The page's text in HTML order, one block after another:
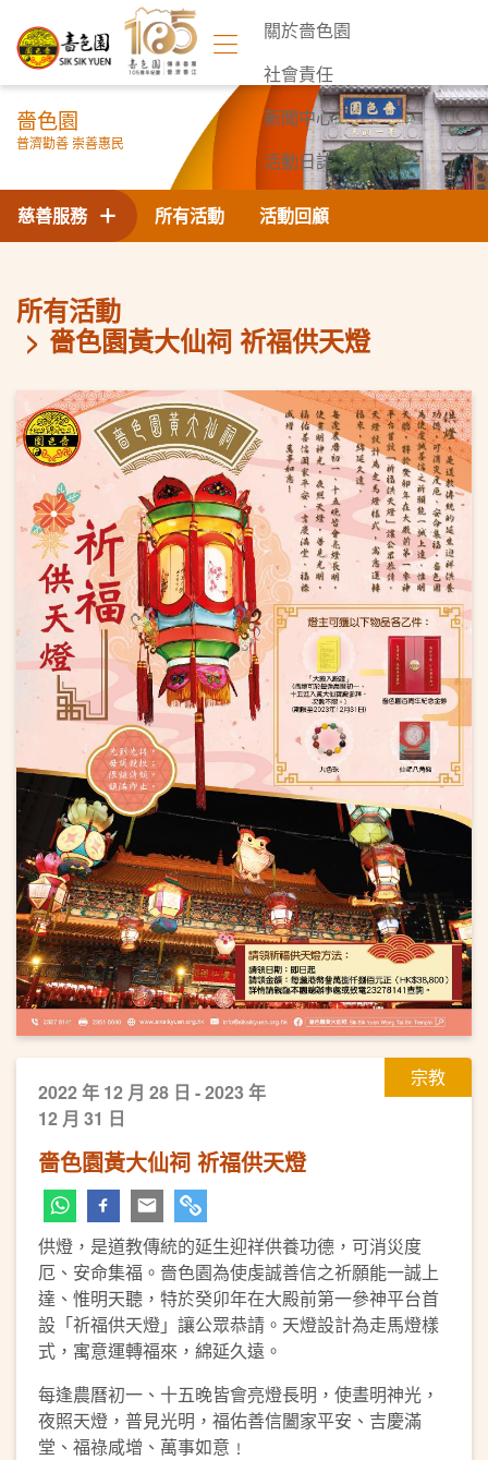
關於嗇色園
社會責任
新聞中心
活動日誌
聯絡我們
嗇色園
普濟勸善 崇善惠民
所有活動 活動回顧
慈善服務
所有活動
嗇色園黃大仙祠 祈福供天燈
宗教
2022 年 12 月 28 日 - 2023 年
12 月 31 日
嗇色園黃大仙祠 祈福供天燈
供燈，是道教傳統的延生迎祥供養功德，可消災度
厄、安命集福。嗇色園為使虔誠善信之祈願能一誠上
達、惟明天聽，特於癸卯年在大殿前第一參神平台首
設「祈福供天燈」讓公眾恭請。天燈設計為走馬燈樣
式，寓意運轉福來，綿延久遠。
每逢農曆初一、十五晚皆會亮燈長明，使晝明神光，
夜照天燈，普見光明，福佑善信闔家平安、吉慶滿
堂、福祿咸增、萬事如意﹗